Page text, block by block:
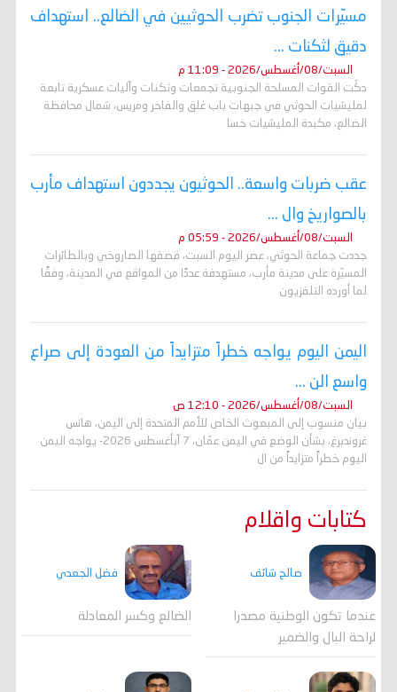
مسيّرات الجنوب تضرب الحوثيين في الضالع.. استهداف
دقيق لثكنات ...
السبت/08/أغسطس/2026 - 11:09 م
دكّت القوات المسلحة الجنوبية تجمعات وثكنات وآليات عسكرية تابعة
لمليشيات الحوثي في جبهات باب غلق والفاخر ومريس، شمال محافظة
الضالع، مكبدة المليشيات خسا
عقب ضربات واسعة.. الحوثيون يجددون استهداف مأرب
بالصواريخ وال ...
السبت/08/أغسطس/2026 - 05:59 م
جددت جماعة الحوثي، عصر اليوم السبت، قصفها الصاروخي وبالطائرات
المسيّرة على مدينة مأرب، مستهدفة عددًا من المواقع في المدينة، وفقًا
لما أورده التلفزيون
اليمن اليوم يواجه خطراً متزايداً من العودة إلى صراع
واسع الن ...
السبت/08/أغسطس/2026 - 12:10 ص
بيان منسوب إلى المبعوث الخاص للأمم المتحدة إلى اليمن، هانس
غروندبرغ، بشأن الوضع في اليمن عمّان، 7 آبأغسطس 2026- يواجه اليمن
اليوم خطراً متزايداً من ال
كتابات واقلام
صالح شائف
عندما تكون الوطنية مصدرا
لراحة البال والضمير
فضل الجعدي
الضالع وكسر المعادلة